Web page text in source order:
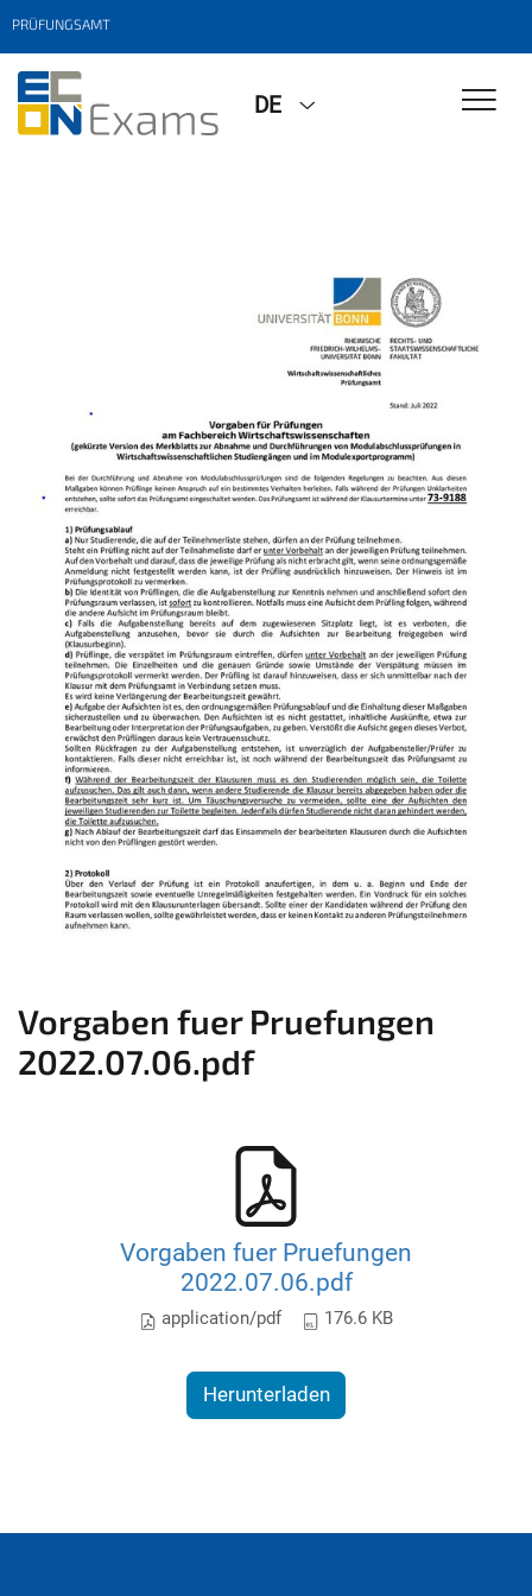
PRÜFUNGSAMT
DE
Vorgaben fuer Pruefungen
2022.07.06.pdf
Vorgaben fuer Pruefungen
2022.07.06.pdf
application/pdf 176.6 KB
Herunterladen